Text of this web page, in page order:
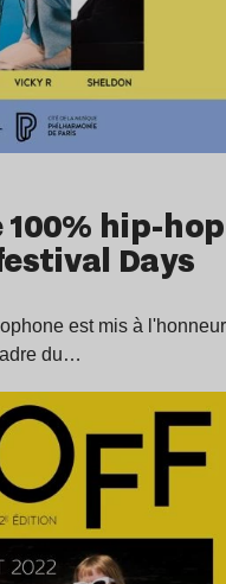
hip-hop
Days
est mis à l'honneur
du…